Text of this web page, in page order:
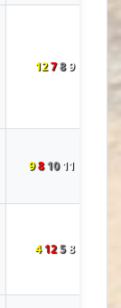
1278 9
98 10 11
4125 8